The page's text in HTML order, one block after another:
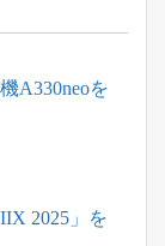
A330neoを
2025」を